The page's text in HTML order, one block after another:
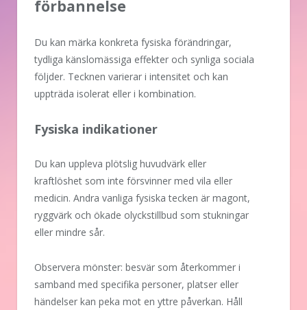
förbannelse
Du kan märka konkreta fysiska förändringar,
tydliga känslomässiga effekter och synliga sociala
följder. Tecknen varierar i intensitet och kan
uppträda isolerat eller i kombination.
Fysiska indikationer
Du kan uppleva plötslig huvudvärk eller
kraftlöshet som inte försvinner med vila eller
medicin. Andra vanliga fysiska tecken är magont,
ryggvärk och ökade olyckstillbud som stukningar
eller mindre sår.
Observera mönster: besvär som återkommer i
samband med specifika personer, platser eller
händelser kan peka mot en yttre påverkan. Håll